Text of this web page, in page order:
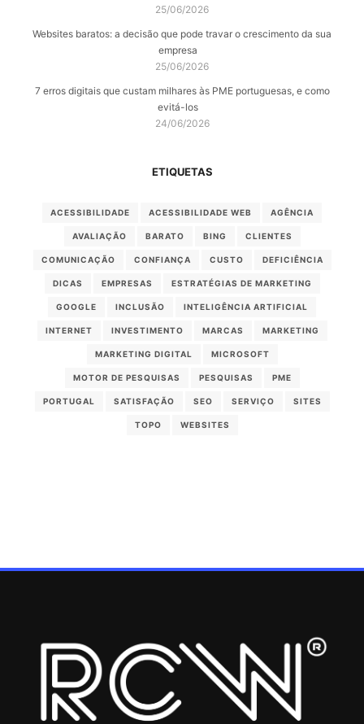
25/06/2026
Websites baratos: a decisão que pode travar o crescimento da sua
empresa
25/06/2026
7 erros digitais que custam milhares às PME portuguesas, e como
evitá-los
24/06/2026
ETIQUETAS
ACESSIBILIDADE ACESSIBILIDADE WEB AGÊNCIA
AVALIAÇÃO BARATO BING CLIENTES
COMUNICAÇÃO CONFIANÇA CUSTO DEFICIÊNCIA
DICAS EMPRESAS ESTRATÉGIAS DE MARKETING
GOOGLE INCLUSÃO INTELIGÊNCIA ARTIFICIAL
INTERNET INVESTIMENTO MARCAS MARKETING
MARKETING DIGITAL MICROSOFT
MOTOR DE PESQUISAS PESQUISAS PME
PORTUGAL SATISFAÇÃO SEO SERVIÇO SITES
TOPO WEBSITES